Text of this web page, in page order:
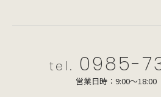
tel. 0985-
営業日時：9:00～18:00